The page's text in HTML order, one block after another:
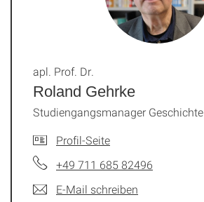
Roland Gehrke
apl. Prof. Dr.
Studiengangsmanager Geschichte
Profil-Seite
+49 711 685 82496
E-Mail schreiben